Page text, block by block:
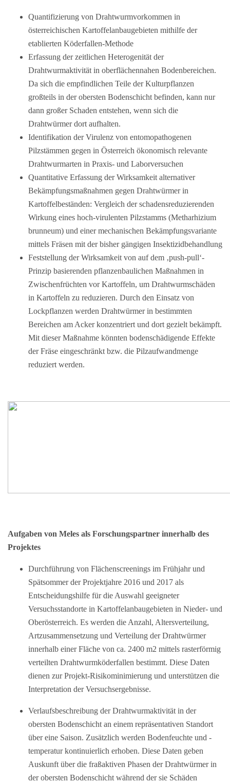
Quantifizierung von Drahtwurmvorkommen in
österreichischen Kartoffelanbaugebieten mithilfe der
etablierten Köderfallen-Methode
Erfassung der zeitlichen Heterogenität der
Drahtwurmaktivität in oberflächennahen Bodenbereichen.
Da sich die empfindlichen Teile der Kulturpflanzen
großteils in der obersten Bodenschicht befinden, kann nur
dann großer Schaden entstehen, wenn sich die
Drahtwürmer dort aufhalten.
Identifikation der Virulenz von entomopathogenen
Pilzstämmen gegen in Österreich ökonomisch relevante
Drahtwurmarten in Praxis- und Laborversuchen
Quantitative Erfassung der Wirksamkeit alternativer
Bekämpfungsmaßnahmen gegen Drahtwürmer in
Kartoffelbeständen: Vergleich der schadensreduzierenden
Wirkung eines hoch-virulenten Pilzstamms (Metharhizium
brunneum) und einer mechanischen Bekämpfungsvariante
mittels Fräsen mit der bisher gängigen Insektizidbehandlung
Feststellung der Wirksamkeit von auf dem ‚push-pull‘-
Prinzip basierenden pflanzenbaulichen Maßnahmen in
Zwischenfrüchten vor Kartoffeln, um Drahtwurmschäden
in Kartoffeln zu reduzieren. Durch den Einsatz von
Lockpflanzen werden Drahtwürmer in bestimmten
Bereichen am Acker konzentriert und dort gezielt bekämpft.
Mit dieser Maßnahme könnten bodenschädigende Effekte
der Fräse eingeschränkt bzw. die Pilzaufwandmenge
reduziert werden.
Aufgaben von Meles als Forschungspartner innerhalb des
Projektes
Durchführung von Flächenscreenings im Frühjahr und
Spätsommer der Projektjahre 2016 und 2017 als
Entscheidungshilfe für die Auswahl geeigneter
Versuchsstandorte in Kartoffelanbaugebieten in Nieder- und
Oberösterreich. Es werden die Anzahl, Altersverteilung,
Artzusammensetzung und Verteilung der Drahtwürmer
innerhalb einer Fläche von ca. 2400 m2 mittels rasterförmig
verteilten Drahtwurmköderfallen bestimmt. Diese Daten
dienen zur Projekt-Risikominimierung und unterstützen die
Interpretation der Versuchsergebnisse.
Verlaufsbeschreibung der Drahtwurmaktivität in der
obersten Bodenschicht an einem repräsentativen Standort
über eine Saison. Zusätzlich werden Bodenfeuchte und -
temperatur kontinuierlich erhoben. Diese Daten geben
Auskunft über die fraßaktiven Phasen der Drahtwürmer in
der obersten Bodenschicht während der sie Schäden